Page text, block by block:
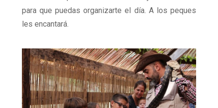
para que puedas organizarte el día. A los peques
les encantará.